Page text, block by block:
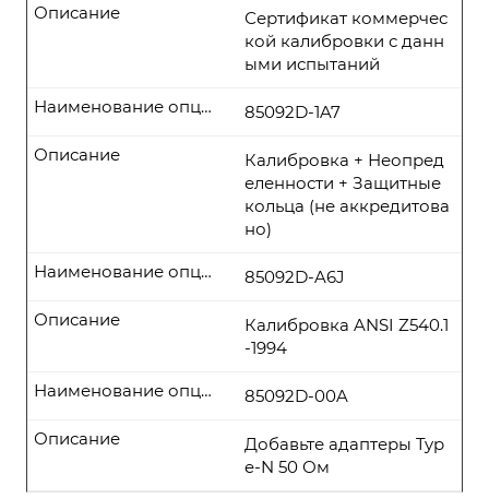
Сертификат коммерчес
кой калибровки с данн
ыми испытаний
Описание
85092D-1A7
Наименование опции
Калибровка + Неопред
еленности + Защитные
кольца (не аккредитова
но)
Описание
85092D-A6J
Наименование опции
Калибровка ANSI Z540.1
-1994
Описание
85092D-00A
Наименование опции
Добавьте адаптеры Typ
e-N 50 Ом
Описание